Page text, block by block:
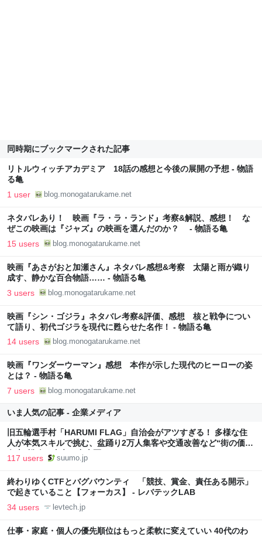
同時期にブックマークされた記事
リトルウィッチアカデミア 18話の感想と今後の展開の予想 - 物語
る亀
1 user blog.monogatarukame.net
ネタバレあり！ 映画『ラ・ラ・ランド』考察&解説、感想！ な
ぜこの映画は『ジャズ』の映画を選んだのか？ - 物語る亀
15 users blog.monogatarukame.net
映画『あさがおと加瀬さん』ネタバレ感想&考察 太陽と雨が織り
成す、静かな百合物語…… - 物語る亀
3 users blog.monogatarukame.net
映画『シン・ゴジラ』ネタバレ考察&評価、感想 核と戦争につい
て語り、初代ゴジラを現代に甦らせた名作！ - 物語る亀
14 users blog.monogatarukame.net
映画『ワンダーウーマン』感想 本作が示した現代のヒーローの姿
とは？ - 物語る亀
7 users blog.monogatarukame.net
いま人気の記事 - 企業メディア
旧五輪選手村「HARUMI FLAG」自治会がアツすぎる！ 多様な住
人が本気スキルで挑む、盆踊り2万人集客や交通改善など“街の価値
向上”戦略 東京・中央区
117 users suumo.jp
終わりゆくCTFとバグバウンティ 「競技、賞金、責任ある開示」
で起きていること【フォーカス】 - レバテックLAB
34 users levtech.jp
仕事・家庭・個人の優先順位はもっと柔軟に変えていい 40代のわ